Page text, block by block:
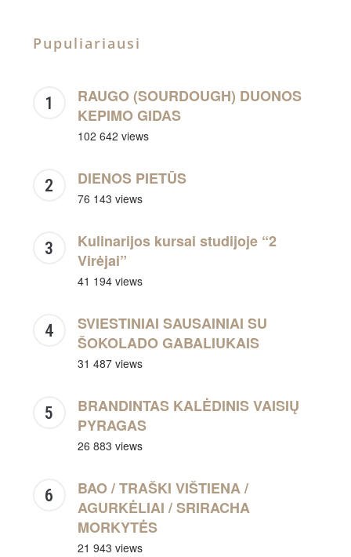
Pupuliariausi
RAUGO (SOURDOUGH) DUONOS
KEPIMO GIDAS
102 642 views
DIENOS PIETŪS
76 143 views
Kulinarijos kursai studijoje “2
Virėjai”
41 194 views
SVIESTINIAI SAUSAINIAI SU
ŠOKOLADO GABALIUKAIS
31 487 views
BRANDINTAS KALĖDINIS VAISIŲ
PYRAGAS
26 883 views
BAO / TRAŠKI VIŠTIENA /
AGURKĖLIAI / SRIRACHA
MORKYTĖS
21 943 views